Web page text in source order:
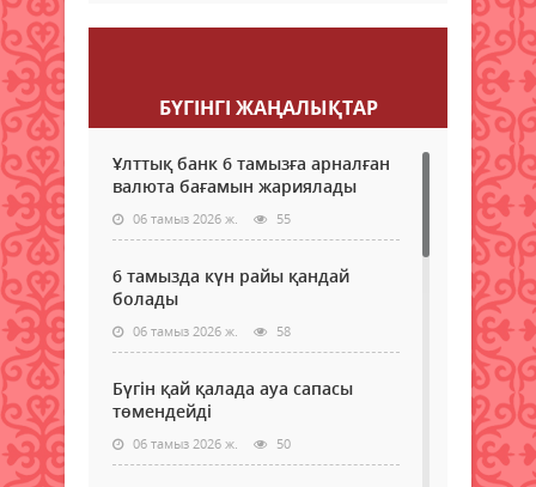
БҮГІНГI ЖАҢАЛЫҚТАР
Ұлттық банк 6 тамызға арналған
валюта бағамын жариялады
06 тамыз 2026 ж. 55
6 тамызда күн райы қандай
болады
06 тамыз 2026 ж. 58
Бүгін қай қалада ауа сапасы
төмендейді
06 тамыз 2026 ж. 50